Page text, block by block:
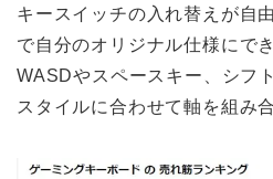
キースイッチの入れ替えが自
で自分のオリジナル仕様にで
WASDやスペースキー、シフ
スタイルに合わせて軸を組み